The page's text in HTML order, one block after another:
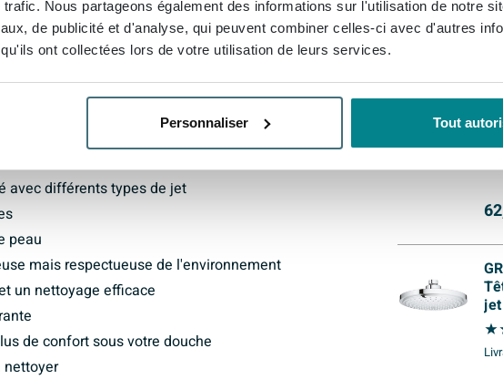
Nous partageons également des informations sur l'utilisation de notre
de publicité et d'analyse, qui peuvent combiner celles-ci avec d'autres
ont collectées lors de votre utilisation de leurs services.
Personnaliser Tout
par de nombreux prix. La douche de tête
deux de notre jet Rain, identifié lors d‘une étude
plus utilisé. Les systèmes Euphoria Power&Soul®
190 qui vous offre le choix entre quatre jets
le bon – qualité exceptionnelle et confort assuré
un plaisir incomparable. Garanti.
de l'environnement
avec différents types de jet
peau
mais respectueuse de l'environnement
un nettoyage efficace
de confort sous votre douche
nettoyer
Autres